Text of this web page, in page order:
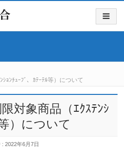
ﾝﾁｭｰﾌﾞ、ｶﾃｰﾃﾙ等）について
対象商品（ｴｸｽﾃﾝｼ
）について
2022年6月7日